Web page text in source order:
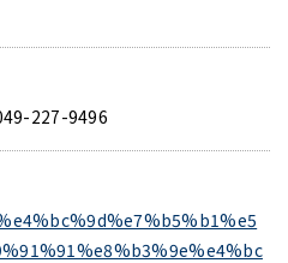
227-9496